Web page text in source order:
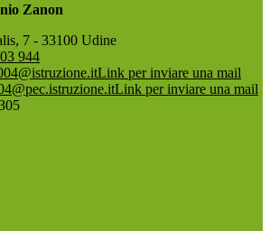
Zanon
7 - 33100 Udine
944
Link per inviare una mail
Link per inviare una mail